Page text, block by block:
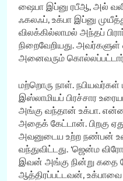
ஷைபா இப்னு ரபீஆ, அல்
ஃகலஃப், உக்பா இப்னு
விலக்கில்லாமல் அந்தப்
நிறைவேறியது. அவர்களுள்
அனைவரும்
மற்றொரு நாள்.
இஸ்லாமியப் பிரச்சார
அங்கு வந்தான் உக்பா.
அதைக் கேட்டான். பிறகு
அவனுடைய உற்ற நண்பன்
வந்துவிட்டது. ‘ஜென்ம
இவன் அங்கு நின்று கதை
ஆத்திரப்பட்டவன்,